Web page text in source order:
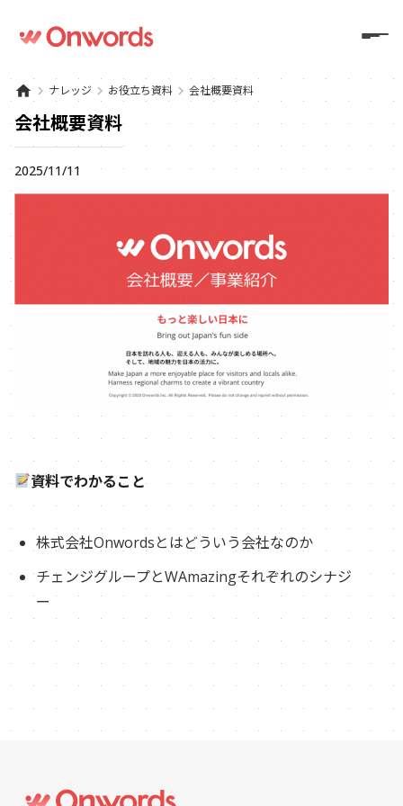
home keyboard_arrow_right ナレッジ keyboard_arrow_right お役立ち資料 keyboard_arrow_right 会社概要資料
会社概要資料
2025/11/11
資料でわかること
株式会社Onwordsとはどういう会社なのか
チェンジグループとWAmazingそれぞれのシナジ
ー